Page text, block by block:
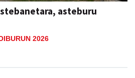
asteburu
2026